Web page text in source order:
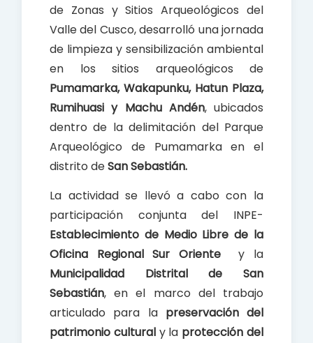
de Zonas y Sitios Arqueológicos del
Valle del Cusco, desarrolló una jornada
de limpieza y sensibilización ambiental
en los sitios arqueológicos de
Pumamarka, Wakapunku, Hatun Plaza,
Rumihuasi y Machu Andén, ubicados
dentro de la delimitación del Parque
Arqueológico de Pumamarka en el
distrito deSan Sebastián.
La actividad se llevó a cabo con la
participación conjunta del INPE-
Establecimiento de Medio Libre de la
Oficina Regional Sur Oriente
y la
Municipalidad Distrital de San
Sebastián, en el marco del trabajo
articulado para la preservación del
patrimonio culturaly la protección del